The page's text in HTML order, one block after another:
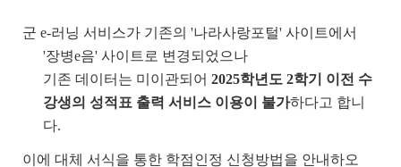
군 e-러닝 서비스가 기존의 '나라사랑포털' 사이트에서
'장병e음' 사이트로 변경되었으나
기존 데이터는 미이관되어 2025학년도 2학기 이전 수
강생의 성적표 출력 서비스 이용이 불가하다고 합니
다.
이에 대체 서식을 통한 학점인정 신청방법을 안내하오